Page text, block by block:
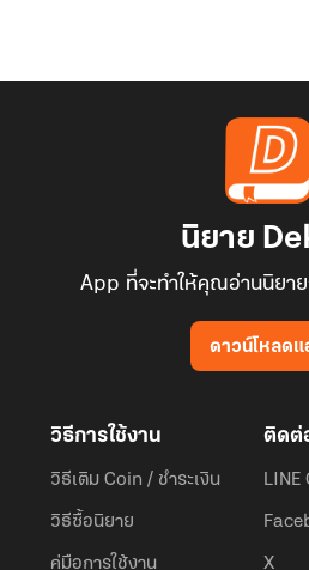
นิยาย
App ที่จะทำให้คุณอ่านนิยา
ดาวน์โหลดแ
วิธีการใช้งาน
วิธีเติม Coin / ชำระเงิน
วิธีซื้อนิยาย
คู่มือการใช้งาน
ติดต่
LINE
X